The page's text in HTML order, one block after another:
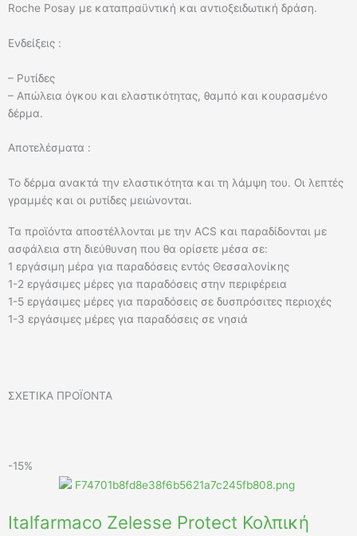
Roche Posay με καταπραϋντική και αντιοξειδωτική δράση.
Ενδείξεις :
– Ρυτίδες
– Απώλεια όγκου και ελαστικότητας, θαμπό και κουρασμένο
δέρμα.
Αποτελέσματα :
Το δέρμα ανακτά την ελαστικότητα και τη λάμψη του. Οι λεπτές
γραμμές και οι ρυτίδες μειώνονται.
Τα προϊόντα αποστέλλονται με την ACS και παραδίδονται με
ασφάλεια στη διεύθυνση που θα ορίσετε μέσα σε:
1 εργάσιμη μέρα για παραδόσεις εντός Θεσσαλονίκης
1-2 εργάσιμες μέρες για παραδόσεις στην περιφέρεια
1-5 εργάσιμες μέρες για παραδόσεις σε δυσπρόσιτες περιοχές
1-3 εργάσιμες μέρες για παραδόσεις σε νησιά
ΣΧΕΤΙΚΑ ΠΡΟΪΟΝΤΑ
-15%
Italfarmaco Zelesse Protect Κολπική